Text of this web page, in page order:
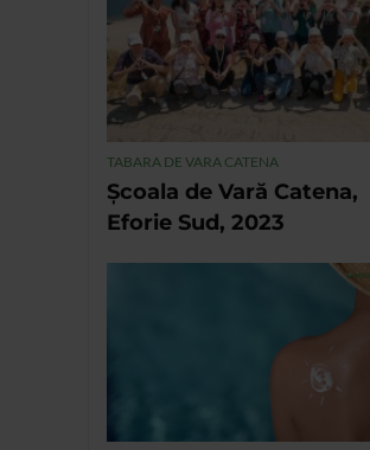
TABARA DE VARA CATENA
Școala de Vară Catena,
Eforie Sud, 2023